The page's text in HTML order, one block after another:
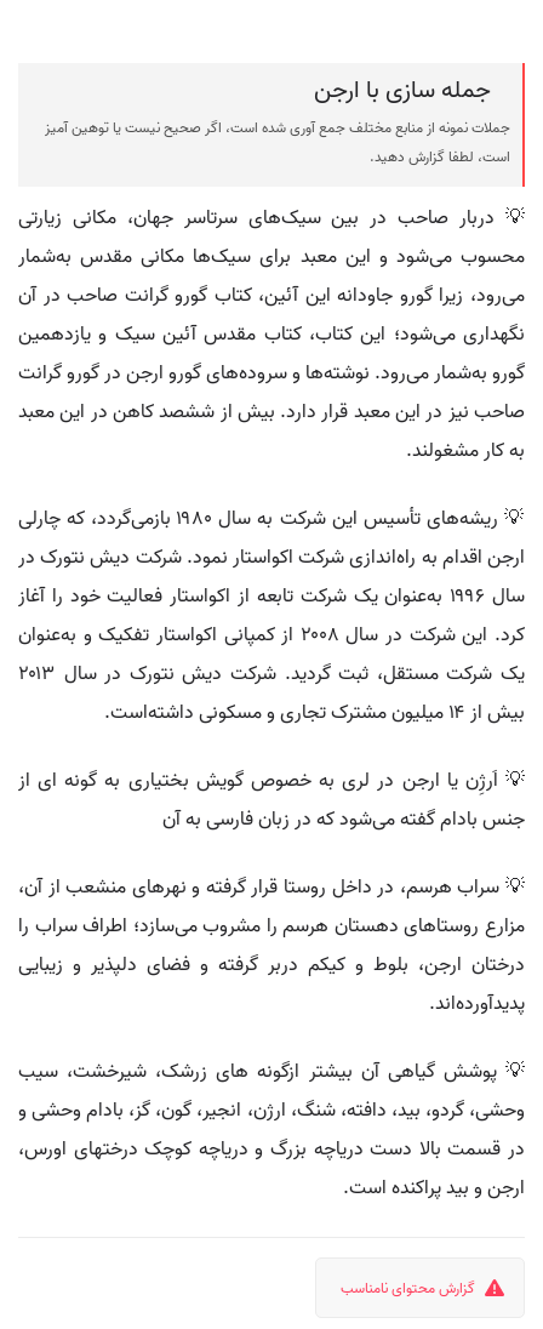
جمله سازی با ارجن
جملات نمونه از منابع مختلف جمع آوری شده است، اگر صحیح نیست یا توهین آمیز
است، لطفا گزارش دهید.
💡 دربار صاحب در بین سیک‌های سرتاسر جهان، مکانی زیارتی
محسوب می‌شود و این معبد برای سیک‌ها مکانی مقدس به‌شمار
می‌رود، زیرا گورو جاودانه این آئین، کتاب گورو گرانت صاحب در آن
نگهداری می‌شود؛ این کتاب، کتاب مقدس آئین سیک و یازدهمین
گورو به‌شمار می‌رود. نوشته‌ها و سروده‌های گورو ارجن در گورو گرانت
صاحب نیز در این معبد قرار دارد. بیش از ششصد کاهن در این معبد
به کار مشغولند.
💡 ریشه‌های تأسیس این شرکت به سال ۱۹۸۰ بازمی‌گردد، که چارلی
ارجن اقدام به راه‌اندازی شرکت اکواستار نمود. شرکت دیش نتورک در
سال ۱۹۹۶ به‌عنوان یک شرکت تابعه از اکواستار فعالیت خود را آغاز
کرد. این شرکت در سال ۲۰۰۸ از کمپانی اکواستار تفکیک و به‌عنوان
یک شرکت مستقل، ثبت گردید. شرکت دیش نتورک در سال ۲۰۱۳
بیش از ۱۴ میلیون مشترک تجاری و مسکونی داشته‌است.
💡 اَرژِن یا ارجن در لری به خصوص گویش بختیاری به گونه ای از
جنس بادام گفته می‌شود که در زبان فارسی به آن
💡 سراب هرسم، در داخل روستا قرار گرفته و نهرهای منشعب از آن،
مزارع روستاهای دهستان هرسم را مشروب می‌سازد؛ اطراف سراب را
درختان ارجن، بلوط و کیکم دربر گرفته و فضای دلپذیر و زیبایی
پدیدآورده‌اند.
💡 پوشش گیاهی آن بیشتر ازگونه های زرشک، شیرخشت، سیب
وحشی، گردو، بید، دافته، شنگ، ارژن، انجیر، گون، گز، بادام وحشی و
در قسمت بالا دست دریاچه بزرگ و دریاچه کوچک درختهای اورس،
ارجن و بید پراکنده است.
گزارش محتوای نامناسب